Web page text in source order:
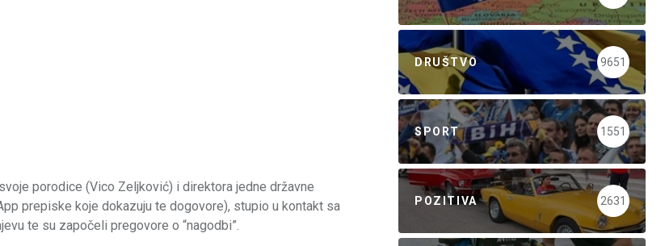
porodice (Vico Zeljković) i direktora jedne državne
prepiske koje dokazuju te dogovore), stupio u kontakt sa
te su započeli pregovore o “nagodbi”.
DRUŠTVO 9651
SPORT 1551
POZITIVA 2631